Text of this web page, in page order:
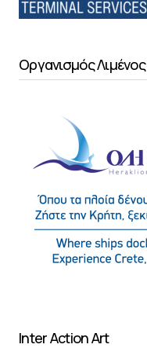
Οργανισμός
Inter Action Art